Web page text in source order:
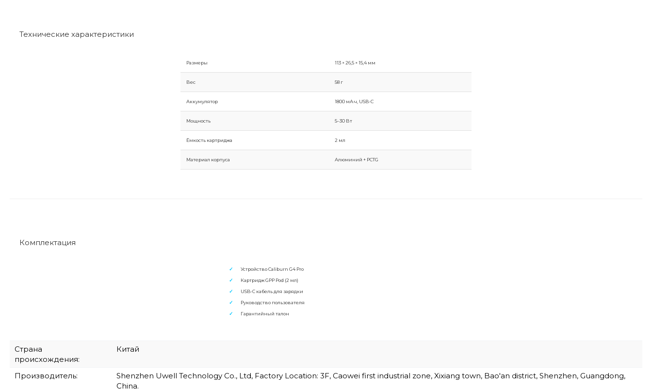
Технические характеристики
Размеры 113 × 26,5 × 15,4 мм
Вес 58 г
Аккумулятор 1800 мА·ч, USB-C
Мощность 5–30 Вт
Ёмкость картриджа 2 мл
Материал корпуса Алюминий + PCTG
Комплектация
Устройство Caliburn G4 Pro
Картридж GPP Pod (2 мл)
USB-C кабель для зарядки
Руководство пользователя
Гарантийный талон
Страна
происхождения:
Китай
Производитель:
Shenzhen Uwell Technology Co., Ltd, Factory Location: 3F, Caowei first industrial zone, Xixiang town, Bao'an district, Shenzhen, Guangdong,
China.